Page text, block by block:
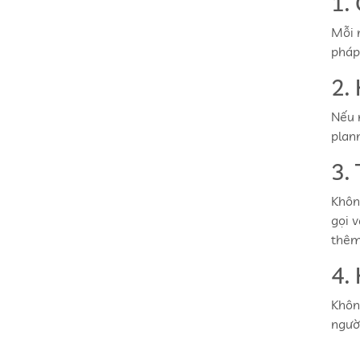
Mỗi
2.
Nếu
3.
gọi
4.